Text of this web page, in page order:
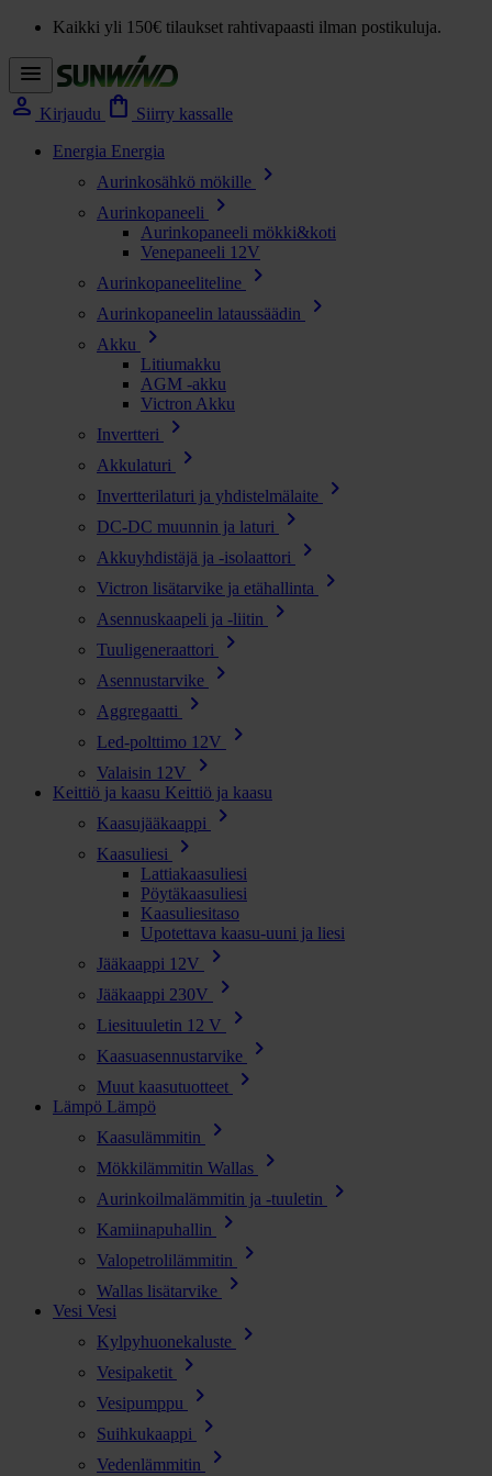
Kaikki yli 150€ tilaukset rahtivapaasti ilman postikuluja.
menu
person Kirjaudu shopping_bag Siirry kassalle
Energia Energia
Aurinkosähkö mökille
chevron_right
Aurinkopaneeli chevron_right
Aurinkopaneeli mökki&koti
Venepaneeli 12V
Aurinkopaneeliteline
chevron_right
Aurinkopaneelin lataussäädin chevron_right
Akku chevron_right
Litiumakku
AGM -akku
Victron Akku
Invertteri
chevron_right
Akkulaturi chevron_right
Invertterilaturi ja yhdistelmälaite chevron_right
DC-DC muunnin ja laturi chevron_right
Akkuyhdistäjä ja -isolaattori chevron_right
Victron lisätarvike ja etähallinta chevron_right
Asennuskaapeli ja -liitin chevron_right
Tuuligeneraattori chevron_right
Asennustarvike chevron_right
Aggregaatti chevron_right
Led-polttimo 12V chevron_right
Valaisin 12V chevron_right
Keittiö ja kaasu Keittiö ja kaasu
Kaasujääkaappi
chevron_right
Kaasuliesi chevron_right
Lattiakaasuliesi
Pöytäkaasuliesi
Kaasuliesitaso
Upotettava kaasu-uuni ja liesi
Jääkaappi 12V
chevron_right
Jääkaappi 230V chevron_right
Liesituuletin 12 V chevron_right
Kaasuasennustarvike chevron_right
Muut kaasutuotteet chevron_right
Lämpö Lämpö
Kaasulämmitin
chevron_right
Mökkilämmitin Wallas chevron_right
Aurinkoilmalämmitin ja -tuuletin chevron_right
Kamiinapuhallin chevron_right
Valopetrolilämmitin chevron_right
Wallas lisätarvike chevron_right
Vesi Vesi
Kylpyhuonekaluste
chevron_right
Vesipaketit chevron_right
Vesipumppu chevron_right
Suihkukaappi chevron_right
Vedenlämmitin chevron_right